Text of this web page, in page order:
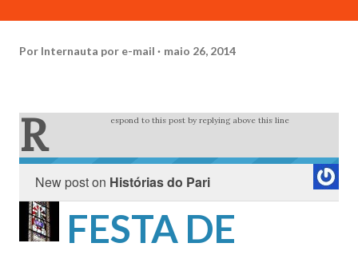
Por Internauta por e-mail maio 26, 2014
R espond to this post by replying above this line
New post on Histórias do Pari
FESTA DE